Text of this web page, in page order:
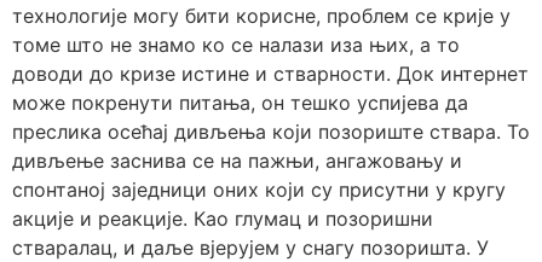
технологије могу бити корисне, проблем се крије у
томе што не знамо ко се налази иза њих, а то
доводи до кризе истине и стварности. Док интернет
може покренути питања, он тешко успијева да
преслика осећај дивљења који позориште ствара. То
дивљење заснива се на пажњи, ангажовању и
спонтаној заједници оних који су присутни у кругу
акције и реакције. Као глумац и позоришни
стваралац, и даље вјерујем у снагу позоришта. У